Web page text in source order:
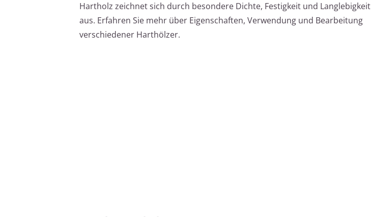
Hartholz zeichnet sich durch besondere Dichte, Festigkeit und Langlebigkeit
aus. Erfahren Sie mehr über Eigenschaften, Verwendung und Bearbeitung
verschiedener Harthölzer.